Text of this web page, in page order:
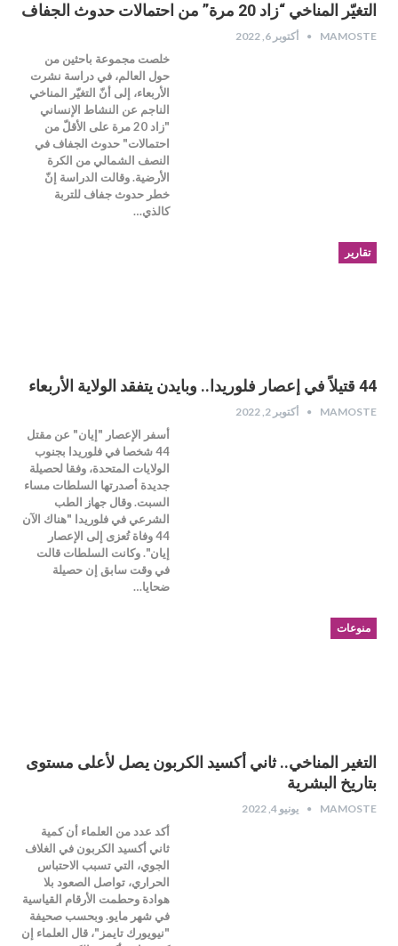
التغيّر المناخي “زاد 20 مرة” من احتمالات حدوث الجفاف
MAMOSTE أكتوبر 6, 2022
خلصت مجموعة باحثين من
حول العالم، في دراسة نشرت
الأربعاء، إلى أنّ التغيّر المناخي
الناجم عن النشاط الإنساني
"زاد 20 مرة على الأقلّ من
احتمالات" حدوث الجفاف في
النصف الشمالي من الكرة
الأرضية. وقالت الدراسة إنّ
خطر حدوث جفاف للتربة
كالذي…
تقارير
44 قتيلاً في إعصار فلوريدا.. وبايدن يتفقد الولاية الأربعاء
MAMOSTE أكتوبر 2, 2022
أسفر الإعصار "إيان" عن مقتل
44 شخصا في فلوريدا بجنوب
الولايات المتحدة، وفقا لحصيلة
جديدة أصدرتها السلطات مساء
السبت. وقال جهاز الطب
الشرعي في فلوريدا "هناك الآن
44 وفاة تُعزى إلى الإعصار
إيان". وكانت السلطات قالت
في وقت سابق إن حصيلة
ضحايا…
منوعات
التغير المناخي.. ثاني أكسيد الكربون يصل لأعلى مستوى
بتاريخ البشرية
MAMOSTE يونيو 4, 2022
أكد عدد من العلماء أن كمية
ثاني أكسيد الكربون في الغلاف
الجوي، التي تسبب الاحتباس
الحراري، تواصل الصعود بلا
هوادة وحطمت الأرقام القياسية
في شهر مايو. وبحسب صحيفة
"نيويورك تايمز"، قال العلماء إن